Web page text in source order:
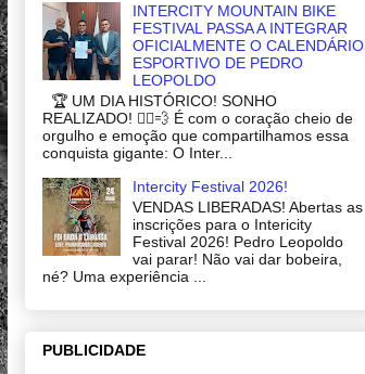
INTERCITY MOUNTAIN BIKE
FESTIVAL PASSA A INTEGRAR
OFICIALMENTE O CALENDÁRIO
ESPORTIVO DE PEDRO
LEOPOLDO
🏆 UM DIA HISTÓRICO! SONHO
REALIZADO! 🚴‍♂️💨 É com o coração cheio de
orgulho e emoção que compartilhamos essa
conquista gigante: O Inter...
Intercity Festival 2026!
VENDAS LIBERADAS! Abertas as
inscrições para o Intericity
Festival 2026! Pedro Leopoldo
vai parar! Não vai dar bobeira,
né? Uma experiência ...
PUBLICIDADE